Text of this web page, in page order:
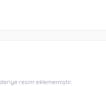
resim eklememiştir.